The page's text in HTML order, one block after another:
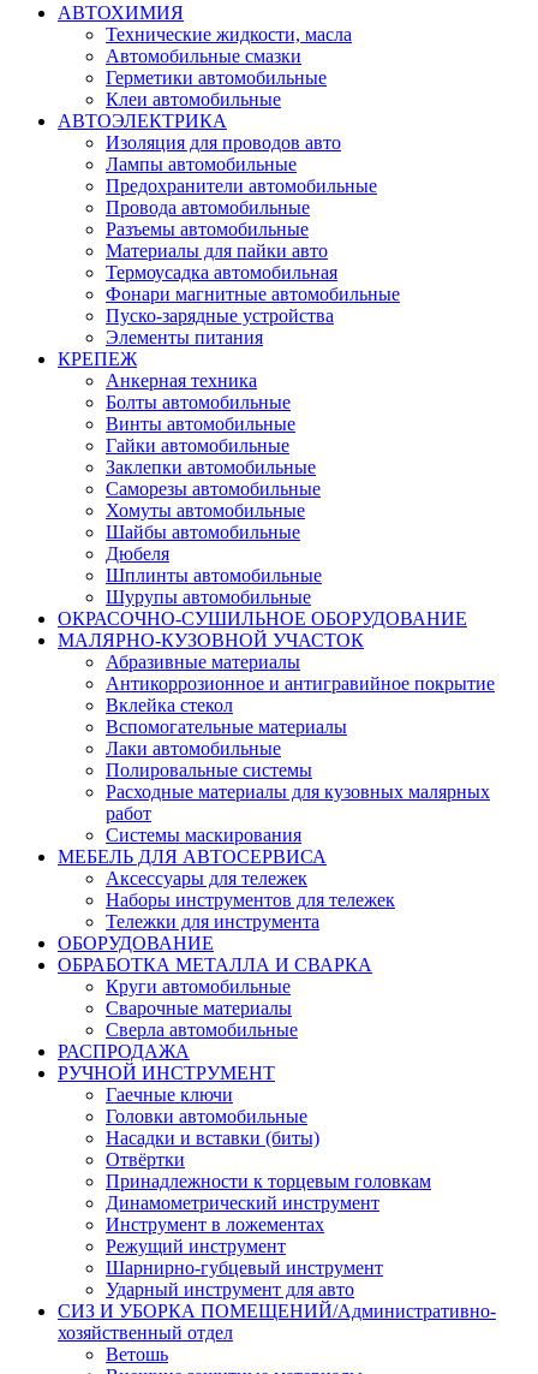
АВТОХИМИЯ
Технические жидкости, масла
Автомобильные смазки
Герметики автомобильные
Клеи автомобильные
АВТОЭЛЕКТРИКА
Изоляция для проводов авто
Лампы автомобильные
Предохранители автомобильные
Провода автомобильные
Разъемы автомобильные
Материалы для пайки авто
Термоусадка автомобильная
Фонари магнитные автомобильные
Пуско-зарядные устройства
Элементы питания
КРЕПЕЖ
Анкерная техника
Болты автомобильные
Винты автомобильные
Гайки автомобильные
Заклепки автомобильные
Саморезы автомобильные
Хомуты автомобильные
Шайбы автомобильные
Дюбеля
Шплинты автомобильные
Шурупы автомобильные
ОКРАСОЧНО-СУШИЛЬНОЕ ОБОРУДОВАНИЕ
МАЛЯРНО-КУЗОВНОЙ УЧАСТОК
Абразивные материалы
Антикоррозионное и антигравийное покрытие
Вклейка стекол
Вспомогательные материалы
Лаки автомобильные
Полировальные системы
Расходные материалы для кузовных малярных
работ
Системы маскирования
МЕБЕЛЬ ДЛЯ АВТОСЕРВИСА
Аксессуары для тележек
Наборы инструментов для тележек
Тележки для инструмента
ОБОРУДОВАНИЕ
ОБРАБОТКА МЕТАЛЛА И СВАРКА
Круги автомобильные
Сварочные материалы
Сверла автомобильные
РАСПРОДАЖА
РУЧНОЙ ИНСТРУМЕНТ
Гаечные ключи
Головки автомобильные
Насадки и вставки (биты)
Отвёртки
Принадлежности к торцевым головкам
Динамометрический инструмент
Инструмент в ложементах
Режущий инструмент
Шарнирно-губцевый инструмент
Ударный инструмент для авто
СИЗ И УБОРКА ПОМЕЩЕНИЙ/Административно-
хозяйственный отдел
Ветошь